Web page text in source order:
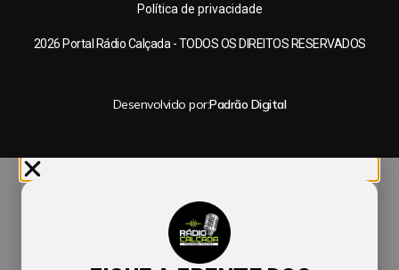
Política de privacidade
2026 Portal Rádio Calçada - TODOS OS DIREITOS RESERVADOS
Desenvolvido por:Padrão Digital